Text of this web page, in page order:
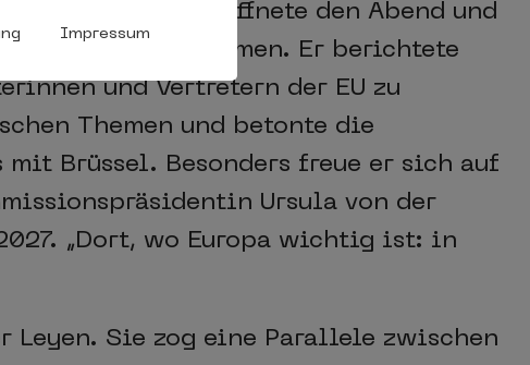
Impressum
Sven Schulze eröffnete den Abend und
willkommen. Er berichtete
und Vertretern der EU zu
Themen und betonte die
mit Brüssel. Besonders freue er sich auf
Ursula von der
„Dort, wo Europa wichtig ist: in
Leyen. Sie zog eine Parallele zwischen